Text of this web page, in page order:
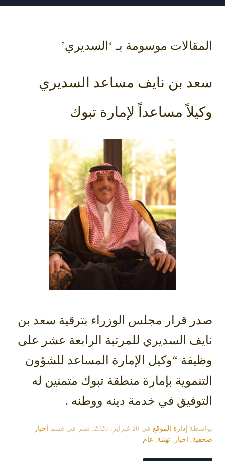
المقالات موسومة بـ ‘السديري’
سعد بن نايف مساعد السديري
وكيلاً مساعداً لإمارة تبوك
صدر قرار مجلس الوزراء بترقية سعد بن
نايف السديري للمرتبة الرابعة عشر على
وظيفة “وكيل الإمارة المساعد للشؤون
التنموية بإمارة منطقة تبوك متمنين له
التوفيق في خدمة دينه ووطنه .
بواسطة إدارة الموقع في 26 فبراير، 2020 . نشر في قسم
أخبار
صحفية, اخبار , تهنئة, عام